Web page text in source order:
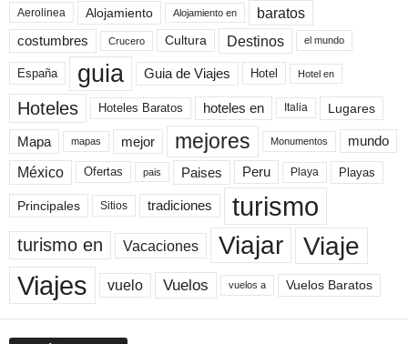
Aerolinea Alojamiento Alojamiento en baratos
costumbres Crucero Cultura Destinos el mundo
España guia Guia de Viajes Hotel Hotel en
Hoteles Hoteles Baratos hoteles en Italia Lugares
Mapa mapas mejor mejores Monumentos mundo
México Ofertas pais Paises Peru Playa Playas
Principales Sitios tradiciones turismo
turismo en Vacaciones Viajar Viaje
Viajes vuelo Vuelos vuelos a Vuelos Baratos